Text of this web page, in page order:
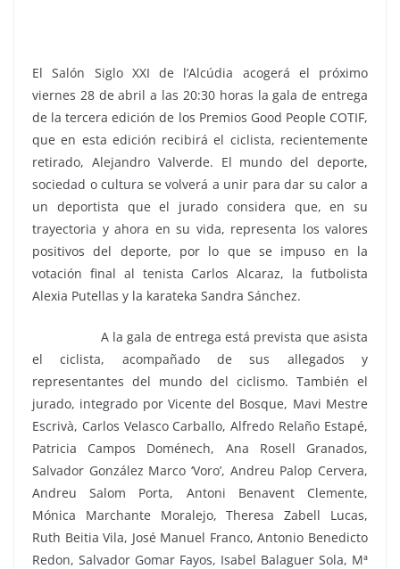
El Salón Siglo XXI de l’Alcúdia acogerá el próximo
viernes 28 de abril a las 20:30 horas la gala de entrega
de la tercera edición de los Premios Good People COTIF,
que en esta edición recibirá el ciclista, recientemente
retirado, Alejandro Valverde. El mundo del deporte,
sociedad o cultura se volverá a unir para dar su calor a
un deportista que el jurado considera que, en su
trayectoria y ahora en su vida, representa los valores
positivos del deporte, por lo que se impuso en la
votación final al tenista Carlos Alcaraz, la futbolista
Alexia Putellas y la karateka Sandra Sánchez.
A la gala de entrega está prevista que asista
el ciclista, acompañado de sus allegados y
representantes del mundo del ciclismo. También el
jurado, integrado por Vicente del Bosque, Mavi Mestre
Escrivà, Carlos Velasco Carballo, Alfredo Relaño Estapé,
Patricia Campos Doménech, Ana Rosell Granados,
Salvador González Marco ‘Voro’, Andreu Palop Cervera,
Andreu Salom Porta, Antoni Benavent Clemente,
Mónica Marchante Moralejo, Theresa Zabell Lucas,
Ruth Beitia Vila, José Manuel Franco, Antonio Benedicto
Redon, Salvador Gomar Fayos, Isabel Balaguer Sola, Mª